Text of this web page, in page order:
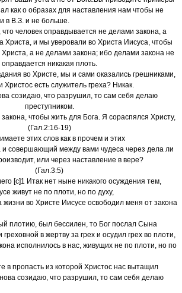
как о образах для наставления нам чтобы не
в В.З. и не больше.
что человек оправдывается не делами закона, а
Христа, и мы уверовали во Христа Иисуса, чтобы
а не делами закона; ибо делами закона не
оправдается никакая плоть.
во Христе, мы и сами оказались грешниками,
Христос есть служитель греха? Никак.
созидаю, что разрушил, то сам себя делаю
преступником.
чтобы жить для Бога. Я сораспялся Христу,
(Гал.2:16-19)
этих слов как в прочем и этих
совершающий между вами чудеса через дела ли
или через наставление в вере?
(Гал.3:5)
[c]1 Итак нет ныне никакого осуждения тем,
живут не по плоти, но по духу,
жизни во Христе Иисусе освободил меня от закона
плотию, был бессилен, то Бог послал Сына
в жертву за грех и осудил грех во плоти,
исполнилось в нас, живущих не по плоти, но по
в пропасть из которой Христос нас вытащил
созидаю, что разрушил, то сам себя делаю